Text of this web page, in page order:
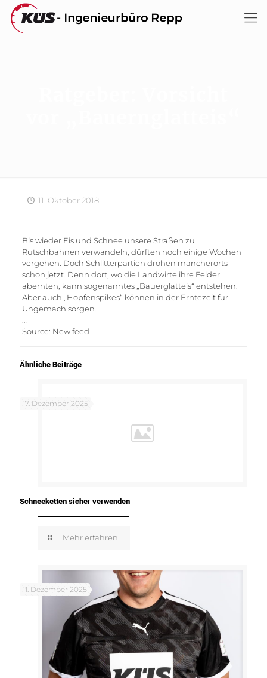
11. Oktober 2018
Bis wieder Eis und Schnee unsere Straßen zu
Rutschbahnen verwandeln, dürften noch einige Wochen
vergehen. Doch Schlitterpartien drohen mancherorts
schon jetzt. Denn dort, wo die Landwirte ihre Felder
abernten, kann sogenanntes „Bauerglatteis“ entstehen.
Aber auch „Hopfenspikes“ können in der Erntezeit für
Ungemach sorgen.
Source: New feed
Ähnliche Beiträge
17. Dezember 2025
Schneeketten sicher verwenden
Mehr erfahren
11. Dezember 2025